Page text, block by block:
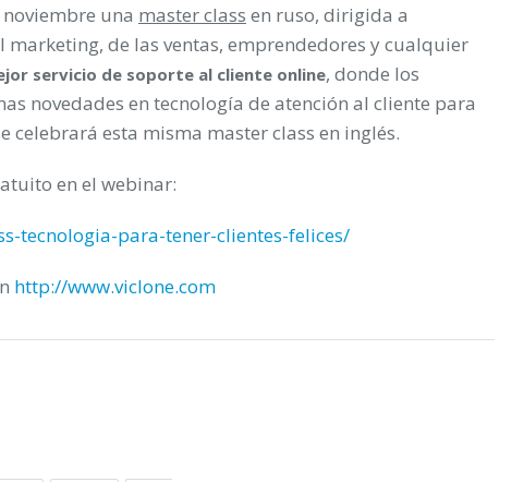
noviembre una master class en ruso, dirigida a
de las ventas, emprendedores y cualquier
servicio de soporte al cliente online, donde los
novedades en tecnología de atención al cliente para
celebrará esta misma master class en inglés.
en el webinar:
tecnologia-para-tener-clientes-felices/
http://www.viclone.com